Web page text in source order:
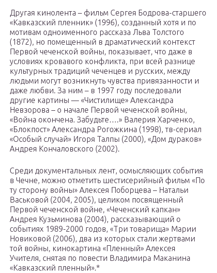
Другая кинолента – фильм Сергея Бодрова-старшего
«Кавказский пленник» (1996), созданный хотя и по
мотивам одноименного рассказа Льва Толстого
(1872), но помещенный в драматический контекст
Первой чеченской войны, показывает, что даже в
условиях кровавого конфликта, при всей разнице
культурных традиций чеченцев и русских, между
людьми могут возникнуть чувства привязанности и
даже любви. За ним – в 1997 году последовали
другие картины — «Чистилище» Александра
Невзорова – о начале Первой чеченской войны,
«Война окончена. Забудьте….» Валерия Харченко,
«Блокпост» Александра Рогожкина (1998), тв-сериал
«Особый случай» Игоря Талпы (2000), «Дом дураков»
Андрея Кончаловского (2002).
Среди документальных лент, осмысляющих события
в Чечне, можно отметить шестисерийный фильм «По
ту сторону войны» Алексея Поборцева – Натальи
Васьковой (2004, 2005), целиком посвященный
Первой чеченской войне, «Чеченский капкан»
Андрея Кузьминова (2004), рассказывающий о
событиях 1989-2000 годов, «Три товарища» Марии
Новиковой (2006), два из которых стали жертвами
той войны, кинокартина «Пленный» Алексея
Учителя, снятая по повести Владимира Маканина
«Кавказский пленный».*